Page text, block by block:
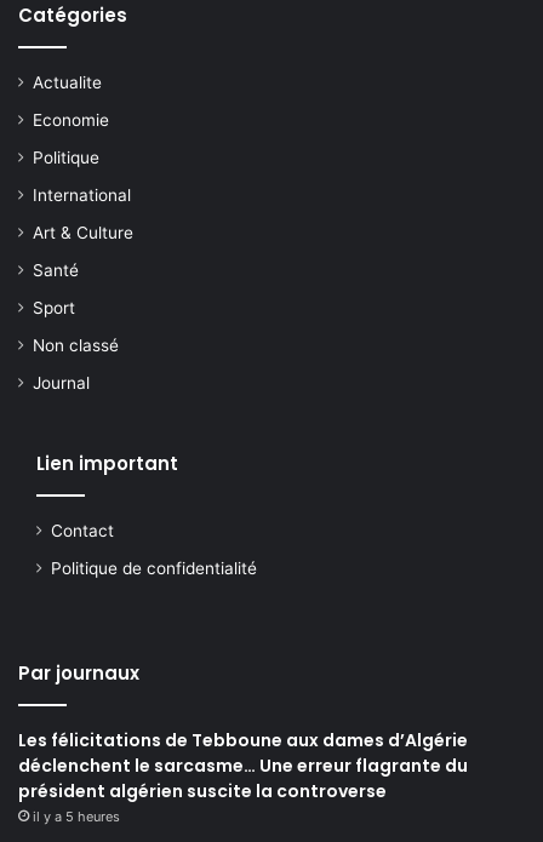
Catégories
Actualite
Economie
Politique
International
Art & Culture
Santé
Sport
Non classé
Journal
Lien important
Contact
Politique de confidentialité
Par journaux
Les félicitations de Tebboune aux dames d’Algérie
déclenchent le sarcasme… Une erreur flagrante du
président algérien suscite la controverse
il y a 5 heures